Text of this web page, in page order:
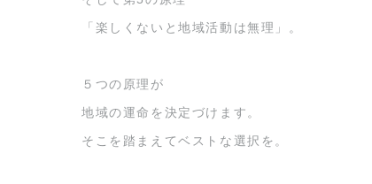
「楽しくないと地域活動は無理」。
５つの原理が
地域の運命を決定づけます。
そこを踏まえてベストな選択を。